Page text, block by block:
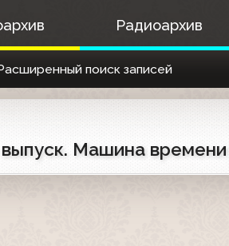
Радиоархив
поиск записей
Машина